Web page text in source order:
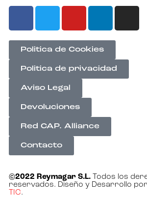
Politica de Cookies
Politica de privacidad
Aviso Legal
Devoluciones
Red CAP. Alliance
Contacto
©2022 Reymagar S.L. Todos los
reservados. Diseño y Desarrollo por
TIC.